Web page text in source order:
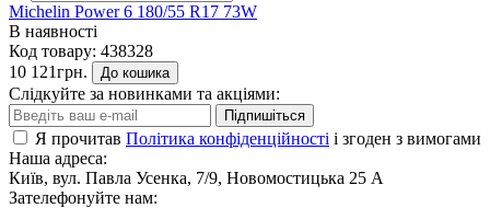
Michelin Power 6 180/55 R17 73W
В наявності
Код товару: 438328
10 121грн.
До кошика
Слідкуйте за новинками та акціями:
Підпишіться
Я прочитав Політика конфіденційності і згоден з вимогами
Наша адреса:
Київ, вул. Павла Усенка, 7/9, Новомостицька 25 А
Зателефонуйте нам: